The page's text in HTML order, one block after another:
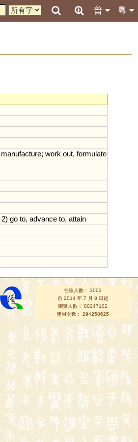
粵
普
manufacture; work out, formulate
2) go to, advance to, attain
在線人數： 3003
自 2014 年 7 月 8 日起
瀏覽人數： 80247102
使用次數： 294258625